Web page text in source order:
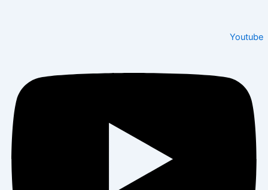
Youtube